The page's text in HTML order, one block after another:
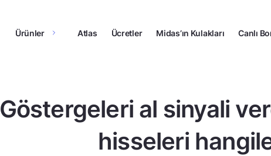
Ürünler Atlas Ücretler Midas’ın Kulakları Canlı
Göstergeleri al sinyali
hisseleri